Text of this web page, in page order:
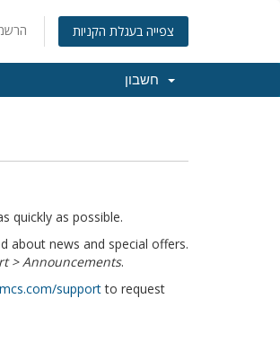
צפייה בעגלת הקניות
quickly as possible.
about news and special offers.
> Announcements.
supportto request